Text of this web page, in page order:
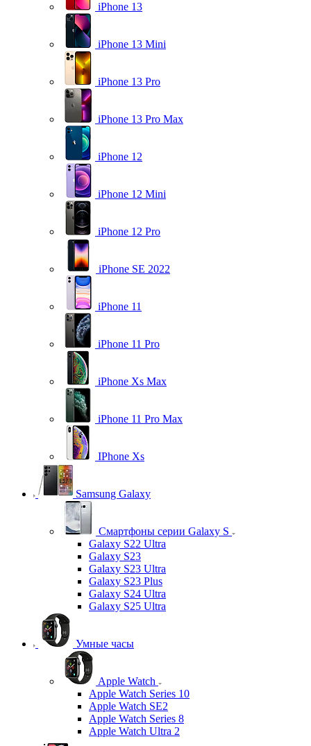
iPhone 13
iPhone 13 Mini
iPhone 13 Pro
iPhone 13 Pro Max
iPhone 12
iPhone 12 Mini
iPhone 12 Pro
iPhone SE 2022
iPhone 11
iPhone 11 Pro
iPhone Xs Max
iPhone 11 Pro Max
IPhone Xs
Samsung Galaxy
Смартфоны серии Galaxy S
Galaxy S22 Ultra
Galaxy S23
Galaxy S23 Ultra
Galaxy S23 Plus
Galaxy S24 Ultra
Galaxy S25 Ultra
Умные часы
Apple Watch
Apple Watch Series 10
Apple Watch SE2
Apple Watch Series 8
Apple Watch Ultra 2